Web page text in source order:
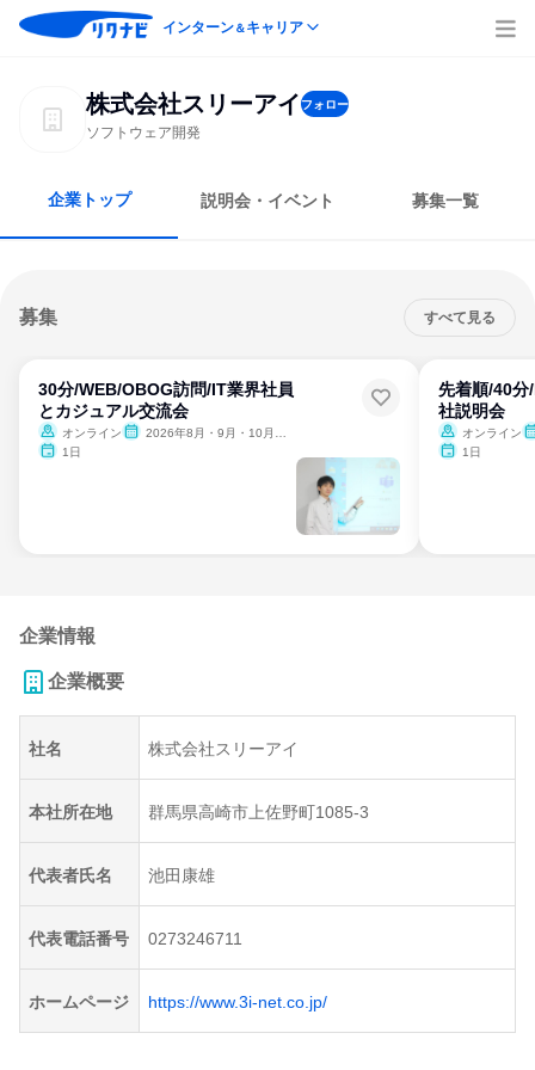
インターン＆キャリア
株式会社スリーアイフォロー
ソフトウェア開発
企業トップ 説明会・イベント 募集一覧
募集 すべて見る
30分/WEB/OBOG訪問/IT業界社員
とカジュアル交流会
オンライン
2026年8月・9月・10月・11月・12月
1日
先着順/40分
社説明会
オンライン
1日
企業情報
企業概要
社名 株式会社スリーアイ
本社所在地 群馬県高崎市上佐野町1085-3
代表者氏名 池田康雄
代表電話番号 0273246711
ホームページ https://www.3i-net.co.jp/